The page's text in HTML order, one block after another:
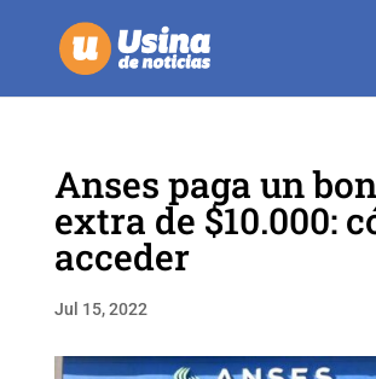
Anses paga un
extra de $10.000:
acceder
Jul 15, 2022